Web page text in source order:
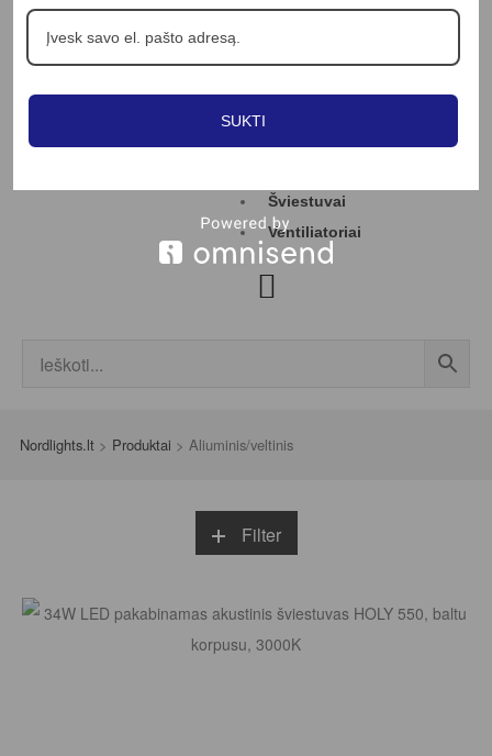
Apie mus
Šviestuvai
Ventiliatoriai
Nordlights.lt > Produktai > Aliuminis/veltinis
Filter
SUKTI